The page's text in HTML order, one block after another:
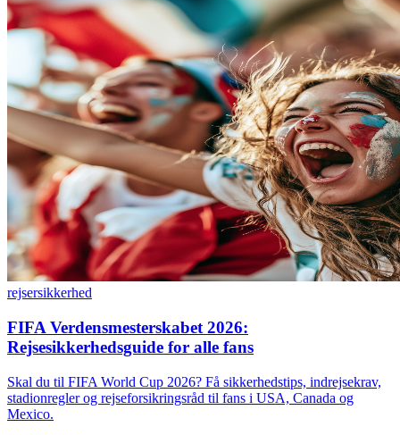
rejsersikkerhed
FIFA Verdensmesterskabet 2026:
Rejsesikkerhedsguide for alle fans
Skal du til FIFA World Cup 2026? Få sikkerhedstips, indrejsekrav,
stadionregler og rejseforsikringsråd til fans i USA, Canada og
Mexico.